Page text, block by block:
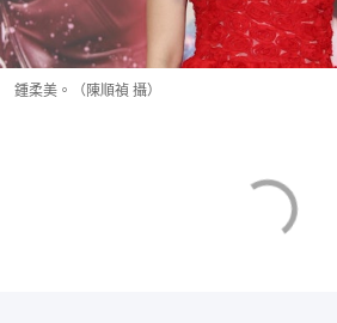
鍾柔美。（陳順禎 攝）